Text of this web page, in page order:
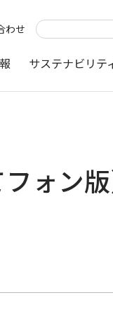
わせ
サステナビリテ
ォン